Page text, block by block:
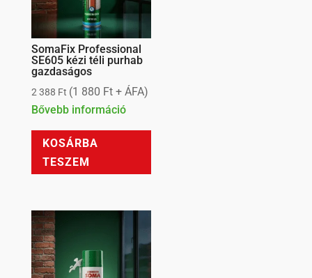
SomaFix Professional
SE605 kézi téli purhab
gazdaságos
2 388 Ft (1 880 Ft+ ÁFA)
Bővebb információ
KOSÁRBA
TESZEM